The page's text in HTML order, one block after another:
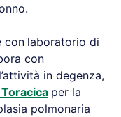
con laboratorio di
con
in degenza,
per la
polmonaria